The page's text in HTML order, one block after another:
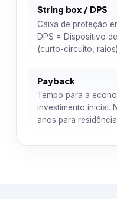
String box / DPS
Caixa de proteção
DPS = Dispositivo
(curto-circuito,
Payback
Tempo para a
investimento inicial.
anos para